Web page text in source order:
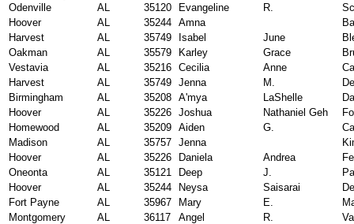
Odenville
AL 35120 Evangeline R.
Hoover
AL 35244 Amna
Harvest
AL 35749 Isabel June
Oakman
AL 35579 Karley Grace
Vestavia
AL 35216 Cecilia Anne
Harvest
AL 35749 Jenna M.
Birmingham
AL 35208 A'mya LaShelle
Hoover
AL 35226 Joshua Nathaniel Geh
Homewood
AL 35209 Aiden G.
Madison
AL 35757 Jenna
Hoover
AL 35226 Daniela Andrea
Oneonta
AL 35121 Deep J.
Hoover
AL 35244 Neysa Saisarai
Fort Payne
AL 35967 Mary E.
Montgomery
AL 36117 Angel R.